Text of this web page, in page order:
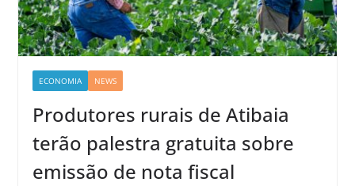
ECONOMIA NEWS
Produtores rurais de Atibaia
terão palestra gratuita sobre
emissão de nota fiscal